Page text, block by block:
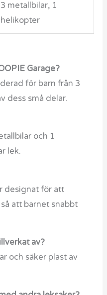
3 metallbilar, 1
helikopter
Garage?
för barn från 3
dess små delar.
och 1
lek.
designat för att
att barnet snabbt
av?
och säker plast av